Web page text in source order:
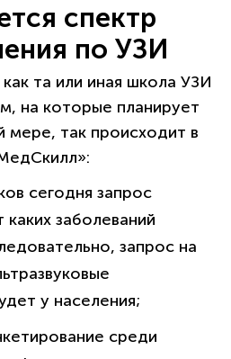
спектр
по УЗИ
та или иная школа УЗИ
на которые планирует
мере, так происходит в
сегодня запрос
заболеваний
запрос на
у населения;
среди